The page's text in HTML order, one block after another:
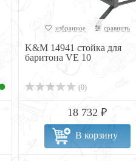
избранное сравнить
K&M 14941 стойка для
баритона VE 10
(0)
18 732 ₽
В корзину